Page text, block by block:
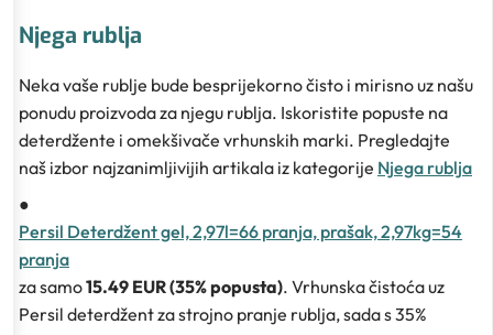
Njega rublja
Neka vaše rublje bude besprijekorno čisto i mirisno uz našu
ponudu proizvoda za njegu rublja. Iskoristite popuste na
deterdžente i omekšivače vrhunskih marki. Pregledajte
naš izbor najzanimljivijih artikala iz kategorije Njega rublja
●
Persil Deterdžent gel, 2,97l=66 pranja, prašak, 2,97kg=54
pranja
za samo15.49 EUR (35% popusta). Vrhunska čistoća uz
Persil deterdžent za strojno pranje rublja, sada s 35%